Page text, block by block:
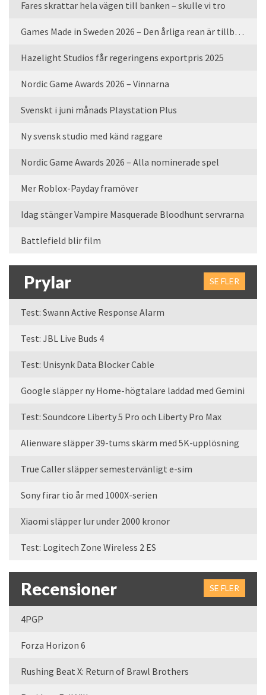
Fares skrattar hela vägen till banken – skulle vi tro
Games Made in Sweden 2026 – Den årliga rean är tillbaka
Hazelight Studios får regeringens exportpris 2025
Nordic Game Awards 2026 – Vinnarna
Svenskt i juni månads Playstation Plus
Ny svensk studio med känd raggare
Nordic Game Awards 2026 – Alla nominerade spel
Mer Roblox-Payday framöver
Idag stänger Vampire Masquerade Bloodhunt servrarna
Battlefield blir film
Prylar SE FLER
Test: Swann Active Response Alarm
Test: JBL Live Buds 4
Test: Unisynk Data Blocker Cable
Google släpper ny Home-högtalare laddad med Gemini
Test: Soundcore Liberty 5 Pro och Liberty Pro Max
Alienware släpper 39-tums skärm med 5K-upplösning
True Caller släpper semestervänligt e-sim
Sony firar tio år med 1000X-serien
Xiaomi släpper lur under 2000 kronor
Test: Logitech Zone Wireless 2 ES
Recensioner SE FLER
4PGP
Forza Horizon 6
Rushing Beat X: Return of Brawl Brothers